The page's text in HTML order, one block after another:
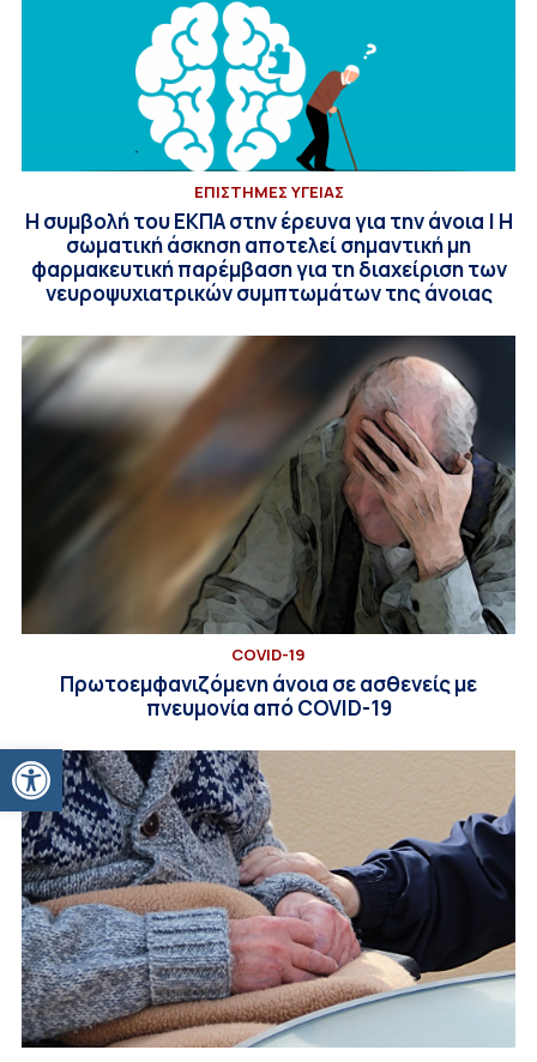
Ανοίξτε τη γραμμή εργαλείων
ΕΠΙΣΤΗΜΕΣ ΥΓΕΙΑΣ
Η συμβολή του ΕΚΠΑ στην έρευνα για την άνοια | Η
σωματική άσκηση αποτελεί σημαντική μη
φαρμακευτική παρέμβαση για τη διαχείριση των
νευροψυχιατρικών συμπτωμάτων της άνοιας
COVID-19
Πρωτοεμφανιζόμενη άνοια σε ασθενείς με
πνευμονία από COVID-19